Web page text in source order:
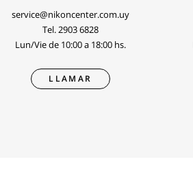
service@nikoncenter.com.uy
Tel. 2903 6828
Lun/Vie de 10:00 a 18:00 hs.
LLAMAR